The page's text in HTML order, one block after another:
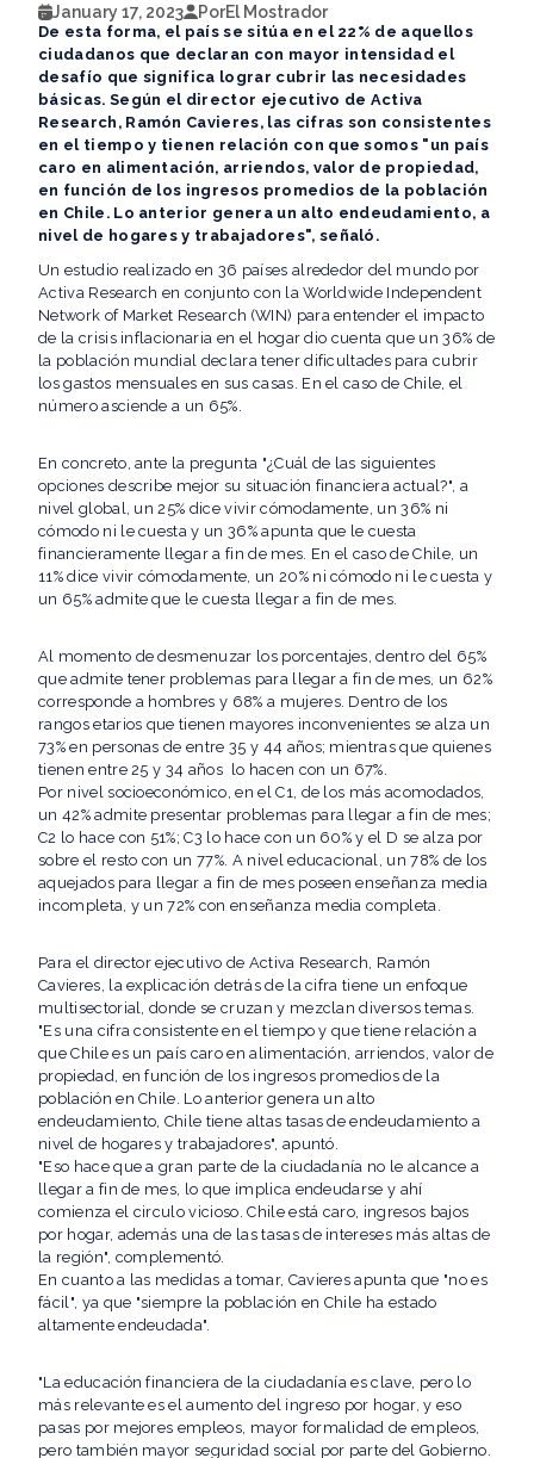
January 17, 2023 PorEl Mostrador
De esta forma, el país se sitúa en el 22% de aquellos
ciudadanos que declaran con mayor intensidad el
desafío que significa lograr cubrir las necesidades
básicas. Según el director ejecutivo de Activa
Research, Ramón Cavieres, las cifras son consistentes
en el tiempo y tienen relación con que somos "un país
caro en alimentación, arriendos, valor de propiedad,
en función de los ingresos promedios de la población
en Chile. Lo anterior genera un alto endeudamiento, a
nivel de hogares y trabajadores", señaló.
Un estudio realizado en 36 países alrededor del mundo por
Activa Research en conjunto con la Worldwide Independent
Network of Market Research (WIN) para entender el impacto
de la crisis inflacionaria en el hogar dio cuenta que un 36% de
la población mundial declara tener dificultades para cubrir
los gastos mensuales en sus casas. En el caso de Chile, el
número asciende a un 65%.
En concreto, ante la pregunta "¿Cuál de las siguientes
opciones describe mejor su situación financiera actual?", a
nivel global, un 25% dice vivir cómodamente, un 36% ni
cómodo ni le cuesta y un 36% apunta que le cuesta
financieramente llegar a fin de mes. En el caso de Chile, un
11% dice vivir cómodamente, un 20% ni cómodo ni le cuesta y
un 65% admite que le cuesta llegar a fin de mes.
Al momento de desmenuzar los porcentajes, dentro del 65%
que admite tener problemas para llegar a fin de mes, un 62%
corresponde a hombres y 68% a mujeres. Dentro de los
rangos etarios que tienen mayores inconvenientes se alza un
73% en personas de entre 35 y 44 años; mientras que quienes
tienen entre 25 y 34 años lo hacen con un 67%.
Por nivel socioeconómico, en el C1, de los más acomodados,
un 42% admite presentar problemas para llegar a fin de mes;
C2 lo hace con 51%; C3 lo hace con un 60% y el D se alza por
sobre el resto con un 77%. A nivel educacional, un 78% de los
aquejados para llegar a fin de mes poseen enseñanza media
incompleta, y un 72% con enseñanza media completa.
Para el director ejecutivo de Activa Research, Ramón
Cavieres, la explicación detrás de la cifra tiene un enfoque
multisectorial, donde se cruzan y mezclan diversos temas.
"Es una cifra consistente en el tiempo y que tiene relación a
que Chile es un país caro en alimentación, arriendos, valor de
propiedad, en función de los ingresos promedios de la
población en Chile. Lo anterior genera un alto
endeudamiento, Chile tiene altas tasas de endeudamiento a
nivel de hogares y trabajadores", apuntó.
"Eso hace que a gran parte de la ciudadanía no le alcance a
llegar a fin de mes, lo que implica endeudarse y ahí
comienza el circulo vicioso. Chile está caro, ingresos bajos
por hogar, además una de las tasas de intereses más altas de
la región", complementó.
En cuanto a las medidas a tomar, Cavieres apunta que "no es
fácil", ya que "siempre la población en Chile ha estado
altamente endeudada".
"La educación financiera de la ciudadanía es clave, pero lo
más relevante es el aumento del ingreso por hogar, y eso
pasas por mejores empleos, mayor formalidad de empleos,
pero también mayor seguridad social por parte del Gobierno.